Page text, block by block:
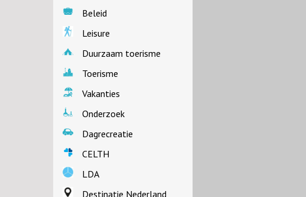
Beleid
Leisure
Duurzaam toerisme
Toerisme
Vakanties
Onderzoek
Dagrecreatie
CELTH
LDA
Destinatie Nederland